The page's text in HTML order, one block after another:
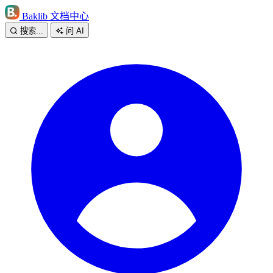
Baklib 文档中心
搜索... 问 AI